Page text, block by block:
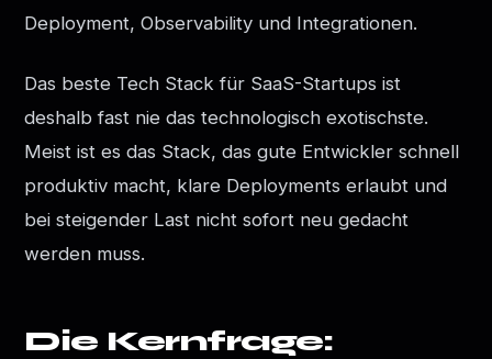
Deployment, Observability und Integrationen.
Das beste Tech Stack für SaaS-Startups ist
deshalb fast nie das technologisch exotischste.
Meist ist es das Stack, das gute Entwickler schnell
produktiv macht, klare Deployments erlaubt und
bei steigender Last nicht sofort neu gedacht
werden muss.
Die Kernfrage: